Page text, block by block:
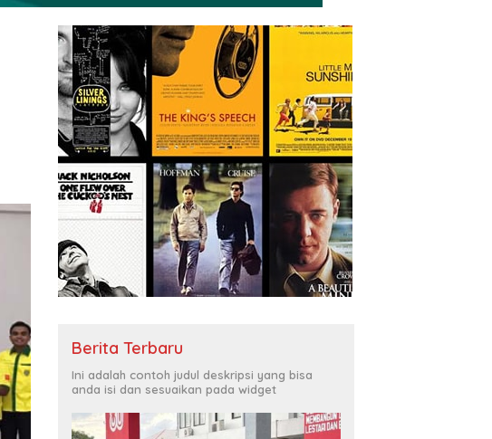
Berita Terbaru
Ini adalah contoh judul deskripsi yang bisa
anda isi dan sesuaikan pada widget